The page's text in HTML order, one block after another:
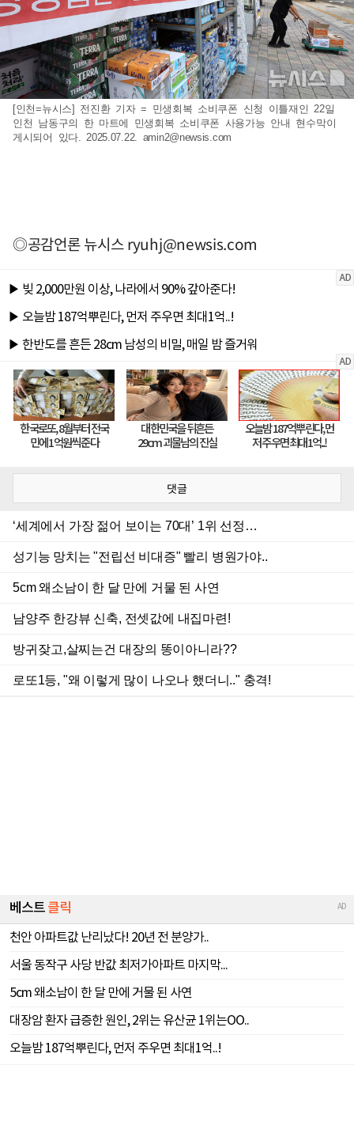
[인천=뉴시스] 전진환 기자 = 민생회복 소비쿠폰 신청 이틀재인 22일
인천 남동구의 한 마트에 민생회복 소비쿠폰 사용가능 안내 현수막이
게시되어 있다. 2025.07.22. amin2@newsis.com
◎공감언론 뉴시스ryuhj@newsis.com
댓글